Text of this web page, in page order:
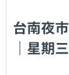
台南夜市
｜星期三